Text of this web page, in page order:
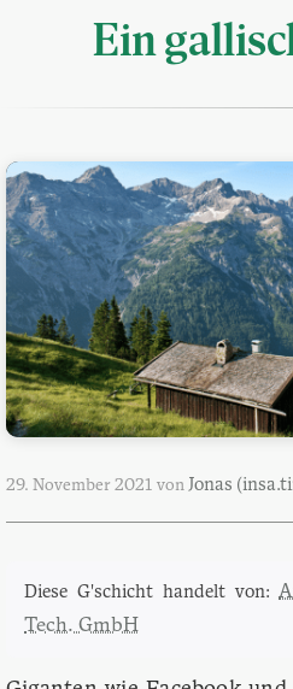
Ein
29. November 2021 von Jonas
Diese G'schicht handelt von:
Tech. GmbH